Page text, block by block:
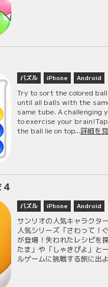
パズル iPhone Android
Try to sort the colored
until all balls with the
same tube. A challenging
to exercise your
the ball lie on top...詳細を
パズル iPhone Android
サンリオの人気キャラクタ
人気シリーズ「さわって！
が登場！失われたレシピを
たま」や「しゃきぴよ」と
ルゲームに挑戦する旅に出